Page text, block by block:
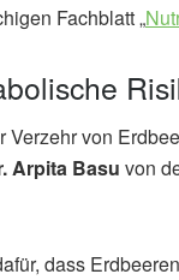
Fachblatt „
Verzehr von
Arpita Basu von
dass